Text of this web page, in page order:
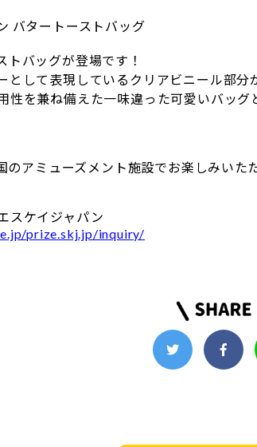
バタートーストバッグ
トバッグが登場です！
として表現しているクリアビニール部分
性を兼ね備えた一味違った可愛いバッグ
のアミューズメント施設でお楽しみいた
スケイジャパン
prize.skj.jp/inquiry/